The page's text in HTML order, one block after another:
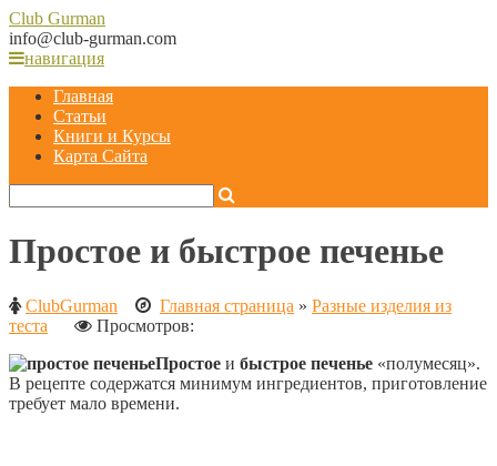
Club Gurman
info@club-gurman.com
навигация
Главная
Статьи
Книги и Курсы
Карта Сайта
Простое и быстрое печенье
ClubGurman Главная страница » Разные изделия из
теста
Просмотров:
Простое и быстрое печенье «полумесяц».
В рецепте содержатся минимум ингредиентов, приготовление
требует мало времени.